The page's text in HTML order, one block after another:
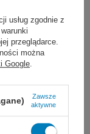
- taki "jeden
ok. 200
i zwierzęta,
usług zgodnie z
przeglądarce.
można
Google
Zawsze
aktywne